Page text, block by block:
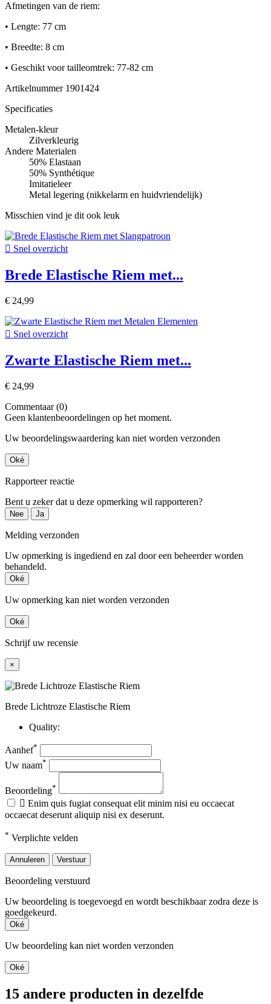
Afmetingen van de riem:
• Lengte: 77 cm
• Breedte: 8 cm
• Geschikt voor tailleomtrek: 77-82 cm
Artikelnummer 1901424
Specificaties
Metalen-kleur
Zilverkleurig
Andere Materialen
50% Elastaan
50% Synthétique
Imitatieleer
Metal legering (nikkelarm en huidvriendelijk)
Misschien vind je dit ook leuk
 Snel overzicht
Brede Elastische Riem met...
€ 24,99
 Snel overzicht
Zwarte Elastische Riem met...
€ 24,99
Commentaar (0)
Geen klantenbeoordelingen op het moment.
Uw beoordelingswaardering kan niet worden verzonden
Oké
Rapporteer reactie
Bent u zeker dat u deze opmerking wil rapporteren?
Nee Ja
Melding verzonden
Uw opmerking is ingediend en zal door een beheerder worden
behandeld.
Oké
Uw opmerking kan niet worden verzonden
Oké
Schrijf uw recensie
×
Brede Lichtroze Elastische Riem
Quality:
Aanhef*
Uw naam*
Beoordeling*
 Enim quis fugiat consequat elit minim nisi eu occaecat
occaecat deserunt aliquip nisi ex deserunt.
* Verplichte velden
Annuleren Verstuur
Beoordeling verstuurd
Uw beoordeling is toegevoegd en wordt beschikbaar zodra deze is
goedgekeurd.
Oké
Uw beoordeling kan niet worden verzonden
Oké
15 andere producten in dezelfde